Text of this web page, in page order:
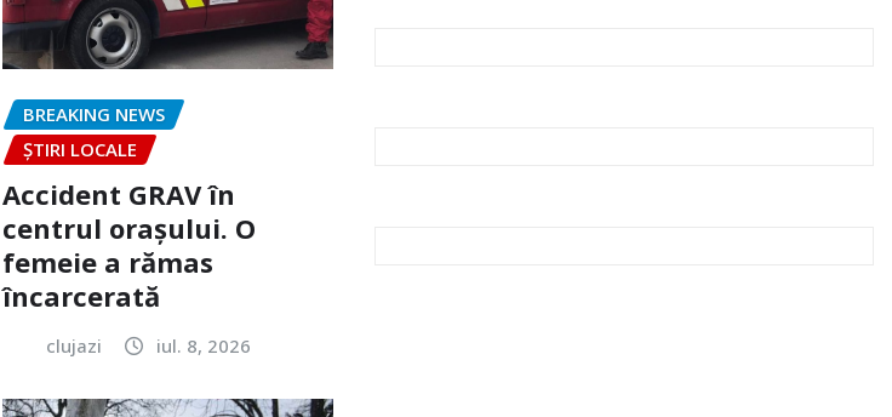
BREAKING NEWS
ȘTIRI LOCALE
Accident GRAV în
centrul orașului. O
femeie a rămas
încarcerată
clujazi iul. 8, 2026